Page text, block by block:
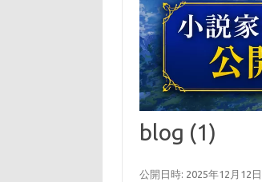
blog (1)
公開日時: 2025年12月12日